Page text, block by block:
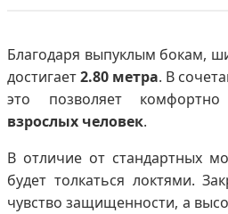
Благодаря выпуклым бокам,
достигает2.80 метра. В
это позволяет
взрослых человек.
В отличие от стандартных
будет толкаться локтями.
чувство защищенности, а